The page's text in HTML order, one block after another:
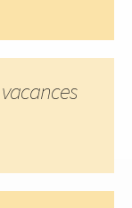
vacances